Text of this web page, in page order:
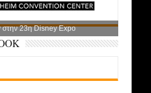
στην 23η Disney Expo